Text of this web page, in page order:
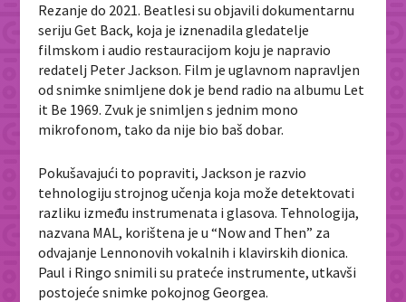
Rezanje do 2021. Beatlesi su objavili dokumentarnu
seriju Get Back, koja je iznenadila gledatelje
filmskom i audio restauracijom koju je napravio
redatelj Peter Jackson. Film je uglavnom napravljen
od snimke snimljene dok je bend radio na albumu Let
it Be 1969. Zvuk je snimljen s jednim mono
mikrofonom, tako da nije bio baš dobar.
Pokušavajući to popraviti, Jackson je razvio
tehnologiju strojnog učenja koja može detektovati
razliku između instrumenata i glasova. Tehnologija,
nazvana MAL, korištena je u “Now and Then” za
odvajanje Lennonovih vokalnih i klavirskih dionica.
Paul i Ringo snimili su prateće instrumente, utkavši
postojeće snimke pokojnog Georgea.